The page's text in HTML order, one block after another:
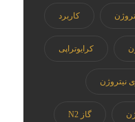
کاربرد
کرایوتراپی
گاز N2